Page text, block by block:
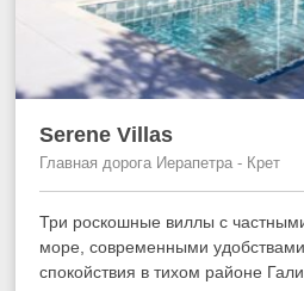
Serene Villas
Главная дорога Иерапетра - Крет
Три роскошные виллы с
море, современными
спокойствия в тихом районе